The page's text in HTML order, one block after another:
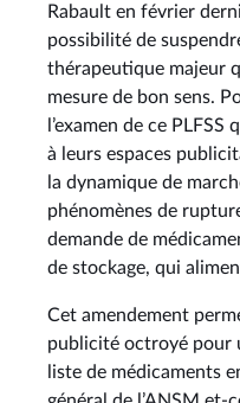
16 octobre 2024
17 octobre 2024
17 octobre 2024
17 octobre 2024
13 octobre 2024
17 octobre 2024
17 octobre 2024
17 octobre 2024
23 octobre 2024
Date de dépôt
Rabault en février
possibilité de
thérapeutique majeur
mesure de bon sens.
l’examen de ce
à leurs espaces
la dynamique de
phénomènes de
demande de
de stockage, qui
Cet amendement
publicité octroyé pour
liste de médicaments